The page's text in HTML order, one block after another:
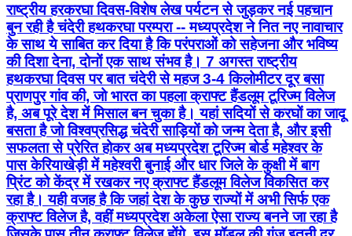
राष्‍ट्रीय हरकरघा दिवस-विशेष लेख पर्यटन से जुड़कर नई पहचान
बुन रही है चंदेरी हथकरघा परम्‍परा -- मध्यप्रदेश ने नित नए नावाचार
के साथ ये साबित कर दिया है कि परंपराओं को सहेजना और भविष्य
की दिशा देना, दोनों एक साथ संभव है। 7 अगस्त राष्ट्रीय
हथकरघा दिवस पर बात चंदेरी से महज 3-4 किलोमीटर दूर बसा
प्राणपुर गांव की, जो भारत का पहला क्राफ्ट हैंडलूम टूरिज्म विलेज
है, अब पूरे देश में मिसाल बन चुका है। यहां सदियों से करघों का जादू
बसता है जो विश्वप्रसिद्ध चंदेरी साड़ियों को जन्म देता है, और इसी
सफलता से प्रेरित होकर अब मध्यप्रदेश टूरिज्म बोर्ड महेश्वर के
पास केरियाखेड़ी में महेश्वरी बुनाई और धार जिले के कुक्षी में बाग
प्रिंट को केंद्र में रखकर नए क्राफ्ट हैंडलूम विलेज विकसित कर
रहा है। यही वजह है कि जहां देश के कुछ राज्यों में अभी सिर्फ एक
क्राफ्ट विलेज है, वहीं मध्यप्रदेश अकेला ऐसा राज्य बनने जा रहा है